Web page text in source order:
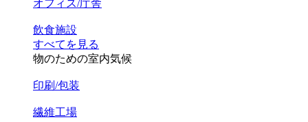
オフィス/庁舎
飲食施設
すべてを見る
物のための室内気候
印刷/包装
繊維工場